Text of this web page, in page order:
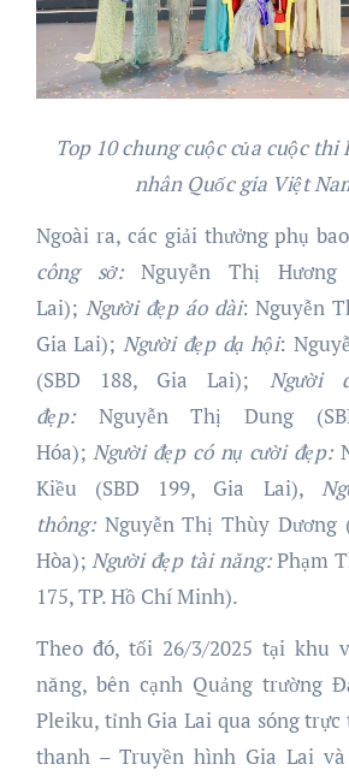
Top 10 chung cuộc của cuộc thi
nhân Quốc gia Việt
Ngoài ra, các giải thưởng phụ
công sở:Nguyễn Thị Hương
Lai); Người đẹp áo dài: Nguyễn
Gia Lai);Người đẹp dạ hội:
(SBD 188, Gia Lai); Người
đẹp:Nguyễn Thị Dung
Hóa);Người đẹp có nụ cười đẹp:
Kiều (SBD 199, Gia Lai),
thông:Nguyễn Thị Thùy Dương
Hòa);Người đẹp tài năng:Phạm
175, TP. Hồ Chí Minh).
Theo đó, tối 26/3/2025 tại khu
năng, bên cạnh Quảng trường
Pleiku, tỉnh Gia Lai qua sóng
thanh – Truyền hình Gia Lai